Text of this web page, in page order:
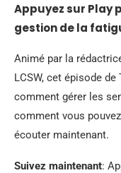
Appuyez sur Play
gestion de la
Animé par la
LCSW, cet épisode
comment gérer les
comment vous
écouter maintenant.
Suivez maintenant: